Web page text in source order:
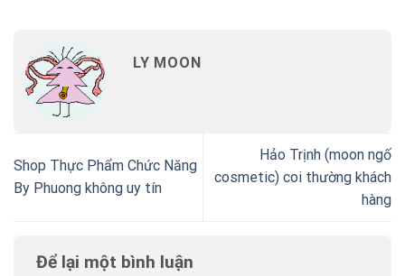
LY MOON
Shop Thực Phẩm Chức Năng
By Phuong không uy tín
Hảo Trịnh (moon ngố
cosmetic) coi thường khách
hàng
Để lại một bình luận